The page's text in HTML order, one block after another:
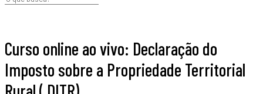
Curso online ao vivo: Declaração do
Imposto sobre a Propriedade Territorial